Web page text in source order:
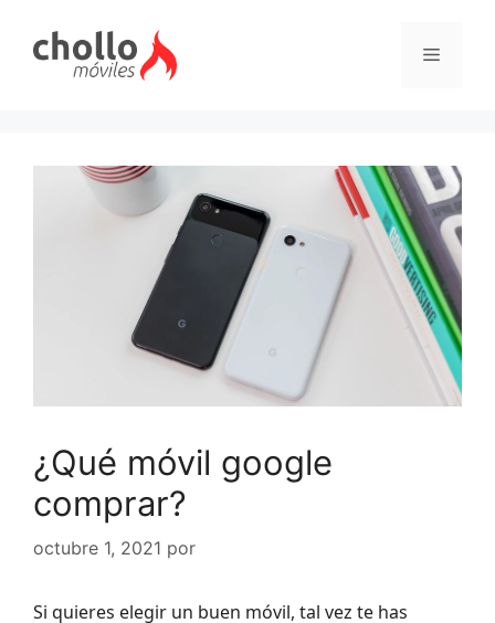
contenido
Menú
¿Qué móvil google
comprar?
octubre 1, 2021 por
Si quieres elegir un buen móvil, tal vez te has